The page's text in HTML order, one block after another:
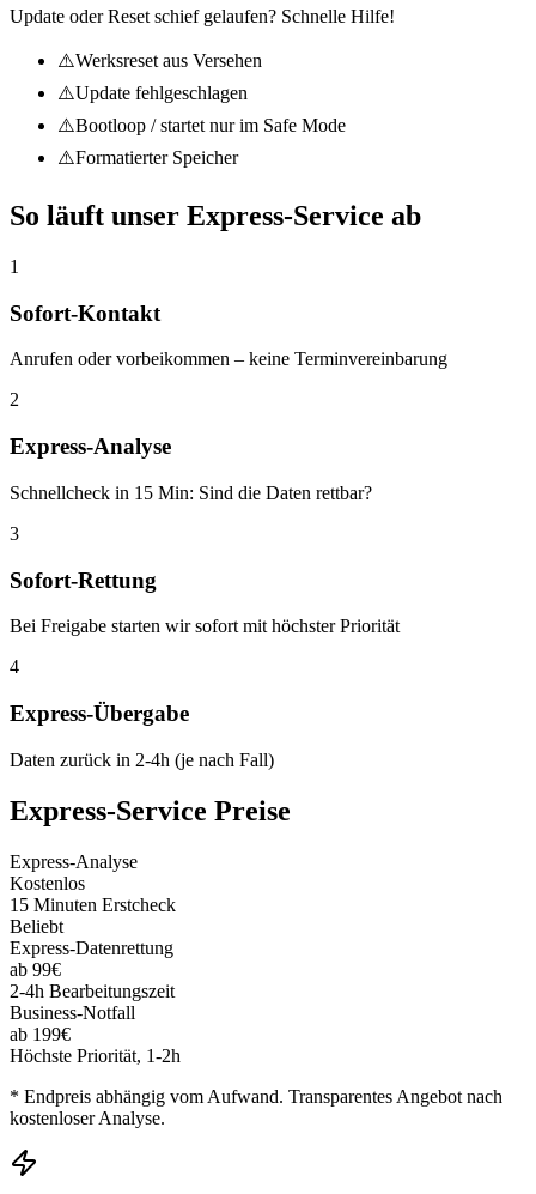
Update oder Reset schief gelaufen? Schnelle Hilfe!
⚠️Werksreset aus Versehen
⚠️Update fehlgeschlagen
⚠️Bootloop / startet nur im Safe Mode
⚠️Formatierter Speicher
So läuft unser Express-Service ab
1
Sofort-Kontakt
Anrufen oder vorbeikommen – keine Terminvereinbarung
2
Express-Analyse
Schnellcheck in 15 Min: Sind die Daten rettbar?
3
Sofort-Rettung
Bei Freigabe starten wir sofort mit höchster Priorität
4
Express-Übergabe
Daten zurück in 2-4h (je nach Fall)
Express-Service Preise
Express-Analyse
Kostenlos
15 Minuten Erstcheck
Beliebt
Express-Datenrettung
ab 99€
2-4h Bearbeitungszeit
Business-Notfall
ab 199€
Höchste Priorität, 1-2h
* Endpreis abhängig vom Aufwand. Transparentes Angebot nach
kostenloser Analyse.